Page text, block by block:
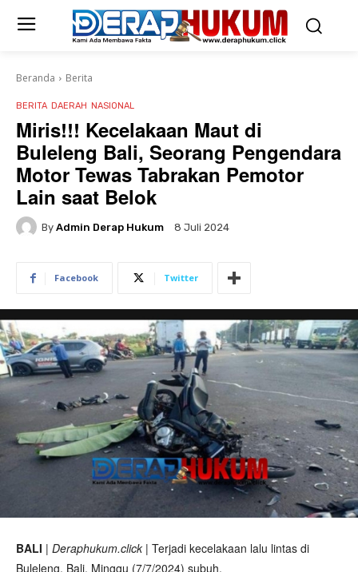
Beranda Berita
BERITA DAERAH NASIONAL
Miris!!! Kecelakaan Maut di
Buleleng Bali, Seorang Pengendara
Motor Tewas Tabrakan Pemotor
Lain saat Belok
By Admin Derap Hukum 8 Juli 2024
Facebook Twitter
BALI | Deraphukum.click | Terjadi kecelakaan lalu lintas di
Buleleng, Bali, Minggu (7/7/2024) subuh.